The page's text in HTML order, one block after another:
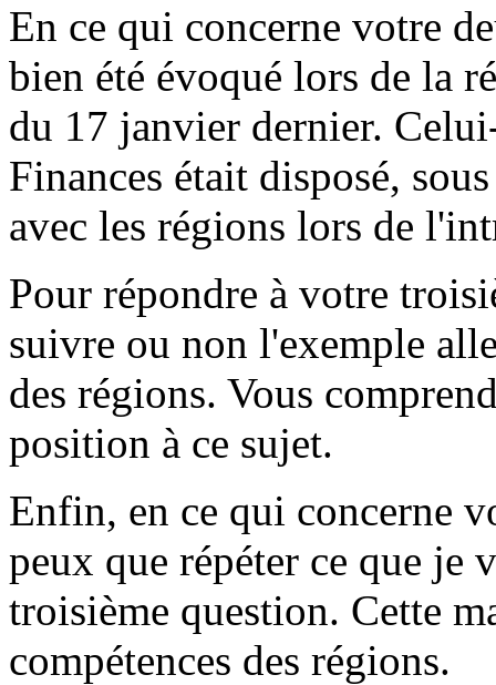
En ce qui concerne votre
bien été évoqué lors de la
du 17 janvier dernier.
Finances était disposé,
avec les régions lors de
Pour répondre à votre
suivre ou non l'exemple
des régions. Vous
position à ce sujet.
Enfin, en ce qui concerne
peux que répéter ce que je
troisième question. Cette
compétences des régions.